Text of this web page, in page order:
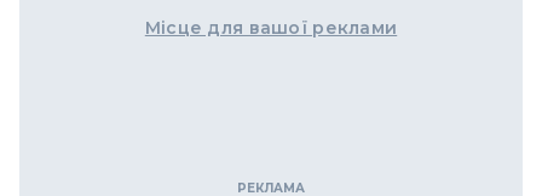
Місце для вашої реклами